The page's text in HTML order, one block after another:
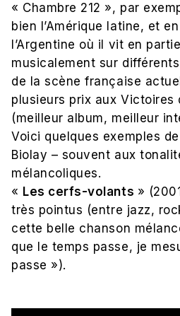
« Chambre 212 », par
bien l’Amérique latine, et
l’Argentine où il vit en
musicalement sur
de la scène française
plusieurs prix aux Victoires
(meilleur album, meilleur
Voici quelques exemples
Biolay – souvent aux
mélancoliques.
« Les cerfs-volants »
très pointus (entre jazz,
cette belle chanson
que le temps passe, je
passe »).